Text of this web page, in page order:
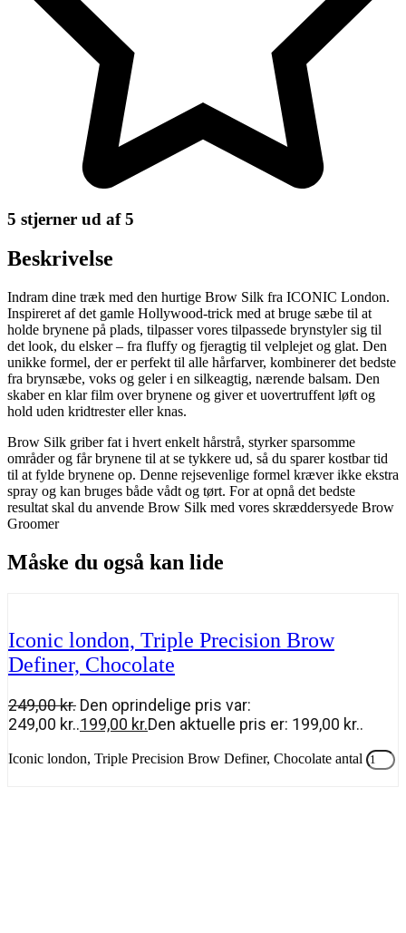
5 stjerner ud af 5
Beskrivelse
Indram dine træk med den hurtige Brow Silk fra ICONIC London.
Inspireret af det gamle Hollywood-trick med at bruge sæbe til at
holde brynene på plads, tilpasser vores tilpassede brynstyler sig til
det look, du elsker – fra fluffy og fjeragtig til velplejet og glat. Den
unikke formel, der er perfekt til alle hårfarver, kombinerer det bedste
fra brynsæbe, voks og geler i en silkeagtig, nærende balsam. Den
skaber en klar film over brynene og giver et uovertruffent løft og
hold uden kridtrester eller knas.
Brow Silk griber fat i hvert enkelt hårstrå, styrker sparsomme
områder og får brynene til at se tykkere ud, så du sparer kostbar tid
til at fylde brynene op. Denne rejsevenlige formel kræver ikke ekstra
spray og kan bruges både vådt og tørt. For at opnå det bedste
resultat skal du anvende Brow Silk med vores skræddersyede Brow
Groomer
Måske du også kan lide
Iconic london, Triple Precision Brow
Definer, Chocolate
249,00kr. Den oprindelige pris var:
249,00 kr..199,00 kr.Den aktuelle pris er: 199,00 kr..
Iconic london, Triple Precision Brow Definer, Chocolate antal